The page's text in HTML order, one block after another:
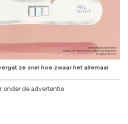
ze snel hoe zwaar het allemaal
onder de advertentie